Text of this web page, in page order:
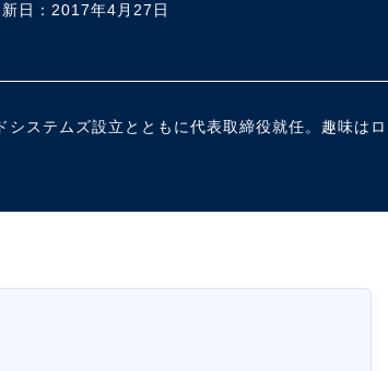
日：2017年4月27日
ステムズ設立とともに代表取締役就任。趣味はロ